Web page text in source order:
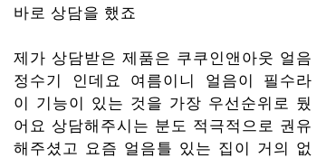
바로 상담을 했죠
제가 상담받은 제품은 쿠쿠인앤아웃 얼음
정수기 인데요 여름이니 얼음이 필수라
이 기능이 있는 것을 가장 우선순위로 뒀
어요 상담해주시는 분도 적극적으로 권유
해주셨고 요즘 얼음틀 있는 집이 거의 없